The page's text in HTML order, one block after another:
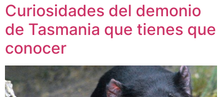
Curiosidades del demonio
de Tasmania que tienes que
conocer